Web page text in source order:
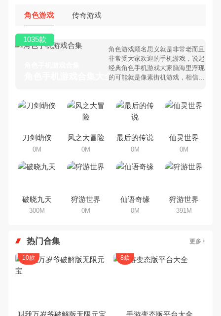
角色游戏 传奇游戏
角色手机游戏合集大全 >
角色游戏顾名思义就是非常老而且
非常受大家欢迎的手机游戏，说起
经典角色手机游戏大家脑海里浮现
的可能就是像素街机游戏，相信很
色手机游戏有哪些呢？游戏今天，
乐途下载站小编芒果味的怪咖给大
集，欢迎大家前来选择下载体验
1035款
刀剑萌侠
0M
风之大冒险
0M
最后的传说
0M
仙灵世界
0M
破晓九天
300M
狩游世界
0M
仙语奇缘
0M
狩游世界
391M
热门合集 更多
10款 8款